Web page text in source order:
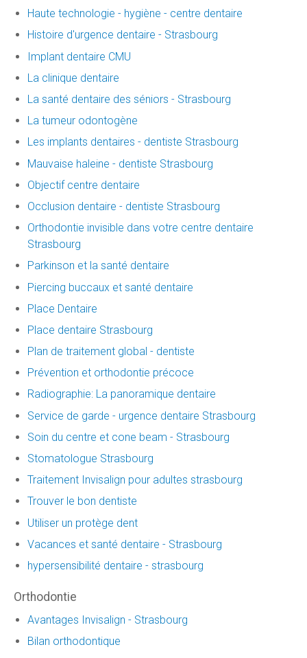
Haute technologie - hygiène - centre dentaire
Histoire d'urgence dentaire - Strasbourg
Implant dentaire CMU
La clinique dentaire
La santé dentaire des séniors - Strasbourg
La tumeur odontogène
Les implants dentaires - dentiste Strasbourg
Mauvaise haleine - dentiste Strasbourg
Objectif centre dentaire
Occlusion dentaire - dentiste Strasbourg
Orthodontie invisible dans votre centre dentaire
Strasbourg
Parkinson et la santé dentaire
Piercing buccaux et santé dentaire
Place Dentaire
Place dentaire Strasbourg
Plan de traitement global - dentiste
Prévention et orthodontie précoce
Radiographie: La panoramique dentaire
Service de garde - urgence dentaire Strasbourg
Soin du centre et cone beam - Strasbourg
Stomatologue Strasbourg
Traitement Invisalign pour adultes strasbourg
Trouver le bon dentiste
Utiliser un protège dent
Vacances et santé dentaire - Strasbourg
hypersensibilité dentaire - strasbourg
Orthodontie
Avantages Invisalign - Strasbourg
Bilan orthodontique